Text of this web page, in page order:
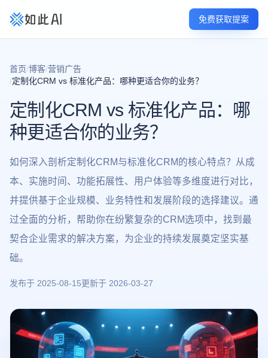
免费获取提案
首页/博客/营销广告
/定制化CRM vs 标准化产品：哪种更适合你的业务？
定制化CRM vs 标准化产品：哪
种更适合你的业务？
如何深入剖析定制化CRM与标准化CRM的核心特点？从成
本、实施时间、功能拓展性、用户体验等多维度进行对比，
并提供基于企业规模、业务特性和发展阶段的选择建议。通
过全面的分析，帮助你在纷繁复杂的CRM选项中，找到最
契合企业需求的解决方案，为企业的持续发展奠定坚实基
础。
发布于 2025-08-15更新于 2026-03-27